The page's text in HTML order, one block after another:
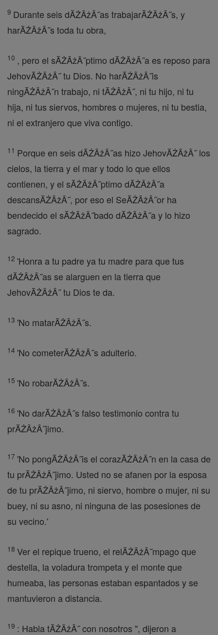
9 Durante seis dĂŻÂżÂ˝as trabajarĂŻÂżÂ˝s, y
harĂŻÂżÂ˝s toda tu obra,
10 , pero el sĂŻÂżÂ˝ptimo dĂŻÂżÂ˝a es reposo para
JehovĂŻÂżÂ˝ tu Dios. No harĂŻÂżÂ˝is
ningĂŻÂżÂ˝n trabajo, ni tĂŻÂżÂ˝, ni tu hijo, ni tu
hija, ni tus siervos, hombres o mujeres, ni tu bestia,
ni el extranjero que viva contigo.
11 Porque en seis dĂŻÂżÂ˝as hizo JehovĂŻÂżÂ˝ los
cielos, la tierra y el mar y todo lo que ellos
contienen, y el sĂŻÂżÂ˝ptimo dĂŻÂżÂ˝a
descansĂŻÂżÂ˝, por eso el SeĂŻÂżÂ˝or ha
bendecido el sĂŻÂżÂ˝bado dĂŻÂżÂ˝a y lo hizo
sagrado.
12 'Honra a tu padre ya tu madre para que tus
dĂŻÂżÂ˝as se alarguen en la tierra que
JehovĂŻÂżÂ˝ tu Dios te da.
13 'No matarĂŻÂżÂ˝s.
14 'No cometerĂŻÂżÂ˝s adulterio.
15 'No robarĂŻÂżÂ˝s.
16 'No darĂŻÂżÂ˝s falso testimonio contra tu
prĂŻÂżÂ˝jimo.
17 'No pongĂŻÂżÂ˝is el corazĂŻÂżÂ˝n en la casa de
tu prĂŻÂżÂ˝jimo. Usted no se afanen por la esposa
de tu prĂŻÂżÂ˝jimo, ni siervo, hombre o mujer, ni su
buey, ni su asno, ni ninguna de las posesiones de
su vecino.'
18 Ver el repique trueno, el relĂŻÂżÂ˝mpago que
destella, la voladura trompeta y el monte que
humeaba, las personas estaban espantados y se
mantuvieron a distancia.
19 : Habla tĂŻÂżÂ˝ con nosotros ", dijeron a